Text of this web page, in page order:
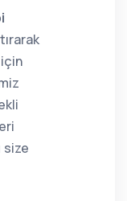
size